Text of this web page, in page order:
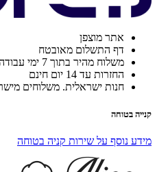
אתר מוצפן
דף התשלום מאובטח
משלוח מהיר בתוך 7 ימי עבודה
החזרות עד 14 יום חינם
חנות ישראלית. משלוחים
קנייה בטוחה
מידע נוסף על שירות קניה בטוחה